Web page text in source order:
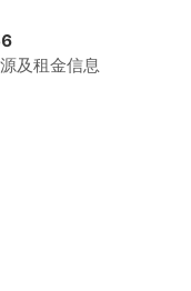
12个月
及租金信息